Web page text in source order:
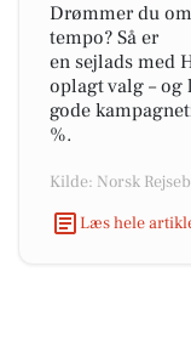
Drømmer du
tempo? Så er
en sejlads med
oplagt valg – og
gode
%.
Kilde: Norsk
Læs hele